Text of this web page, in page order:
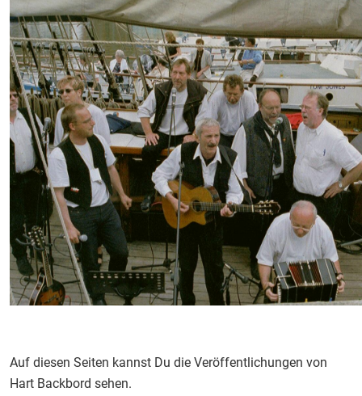
Auf diesen Seiten kannst Du die Veröffentlichungen von
Hart Backbord sehen.